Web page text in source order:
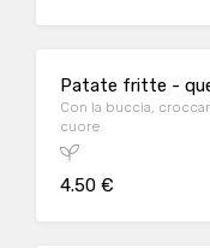
Patate fritte -
Con la buccia,
cuore
4.50 €